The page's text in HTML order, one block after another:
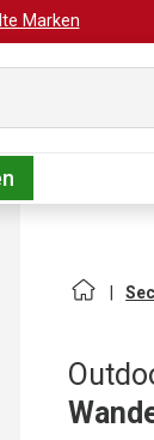
Marken